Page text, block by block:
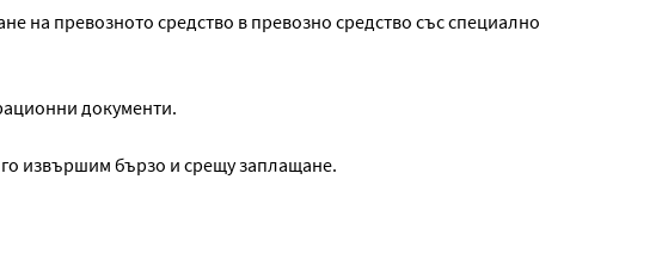
на превозното средство в превозно средство със специално
документи.
извършим бързо и срещу заплащане.